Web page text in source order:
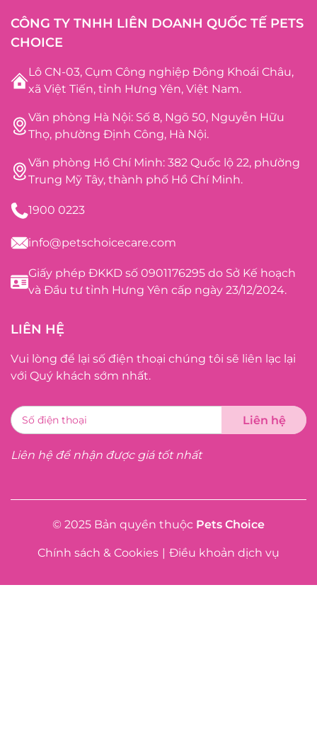
CÔNG TY TNHH LIÊN DOANH QUỐC TẾ PETS
CHOICE
Lô CN-03, Cụm Công nghiệp Đông Khoái Châu,
xã Việt Tiến, tỉnh Hưng Yên, Việt Nam.
Văn phòng Hà Nội: Số 8, Ngõ 50, Nguyễn Hữu
Thọ, phường Định Công, Hà Nội.
Văn phòng Hồ Chí Minh: 382 Quốc lộ 22, phường
Trung Mỹ Tây, thành phố Hồ Chí Minh.
1900 0223
info@petschoicecare.com
Giấy phép ĐKKD số 0901176295 do Sở Kế hoạch
và Đầu tư tỉnh Hưng Yên cấp ngày 23/12/2024.
LIÊN HỆ
Vui lòng để lại số điện thoại chúng tôi sẽ liên lạc lại
với Quý khách sớm nhất.
Liên hệ để nhận được giá tốt nhất
© 2025 Bản quyền thuộc Pets Choice
Chính sách & Cookies | Điều khoản dịch vụ